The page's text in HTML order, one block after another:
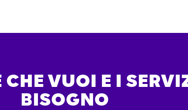
CHE VUOI E I
BISOGNO